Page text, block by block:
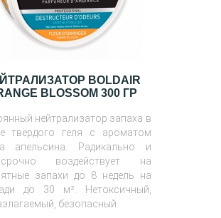
BOLDAIR
BLOSSOM 300 ГР
нейтрализатор запаха в
твёрдого геля с ароматом
апельсина. Радикально и
воздействует на
запахи до 8 недель на
до 30 м². Нетоксичный,
безопасный.